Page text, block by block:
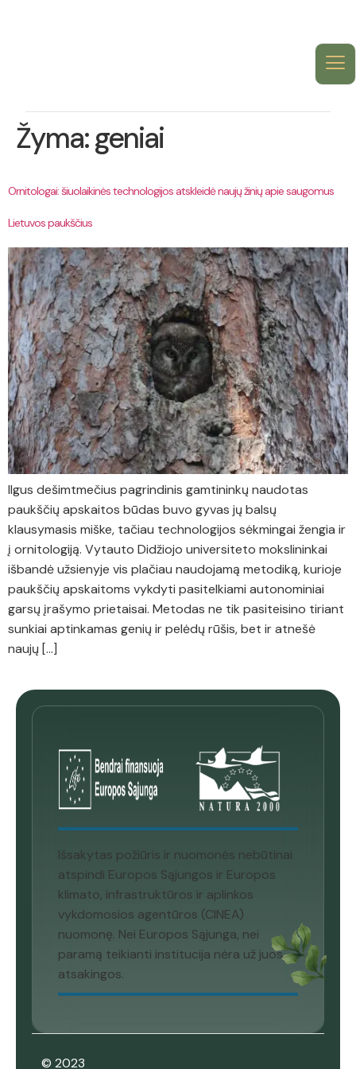
Žyma:geniai
Ornitologai: šiuolaikinės technologijos atskleidė naujų žinių apie saugomus
Lietuvos paukščius
Ilgus dešimtmečius pagrindinis gamtininkų naudotas
paukščių apskaitos būdas buvo gyvas jų balsų
klausymasis miške, tačiau technologijos sėkmingai žengia ir
į ornitologiją. Vytauto Didžiojo universiteto mokslininkai
išbandė užsienyje vis plačiau naudojamą metodiką, kurioje
paukščių apskaitoms vykdyti pasitelkiami autonominiai
garsų įrašymo prietaisai. Metodas ne tik pasiteisino tiriant
sunkiai aptinkamas genių ir pelėdų rūšis, bet ir atnešė
naujų […]
Išsakytas požiūris ir nuomonės nebūtinai
atspindi Europos Sąjungos ir Europos
klimato, infrastruktūros ir aplinkos
vykdomosios agentūros (CINEA)
nuomonę. Nei Europos Sąjunga, nei
paramą teikianti institucija nėra už juos
atsakingos.
© 2023